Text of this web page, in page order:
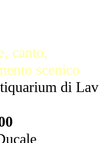
canto,
scenico
di